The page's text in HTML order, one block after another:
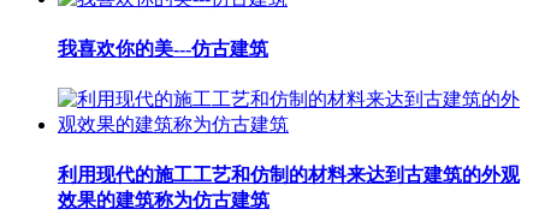
我喜欢你的美---仿古建筑
利用现代的施工工艺和仿制的材料来达到古建筑的外观
效果的建筑称为仿古建筑